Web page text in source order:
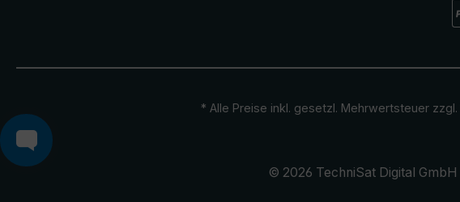
* Alle Preise inkl. gesetzl. Mehrwertsteuer zzgl.
© 2026 TechniSat Digital GmbH